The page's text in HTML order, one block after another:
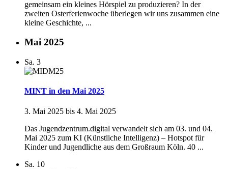
gemeinsam ein kleines Hörspiel zu produzieren? In der
zweiten Osterferienwoche überlegen wir uns zusammen eine
kleine Geschichte, ...
Mai 2025
Sa. 3
MINT in den Mai 2025
3. Mai 2025 bis 4. Mai 2025
Das Jugendzentrum.digital verwandelt sich am 03. und 04.
Mai 2025 zum KI (Künstliche Intelligenz) – Hotspot für
Kinder und Jugendliche aus dem Großraum Köln. 40 ...
Sa. 10